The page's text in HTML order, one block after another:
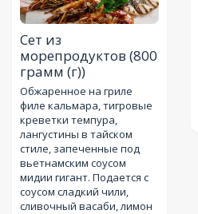
Сет из
морепродуктов (800
грамм (г))
Обжаренное на гриле
филе кальмара, тигровые
креветки темпура,
лангустины в тайском
стиле, запеченные под
вьетнамским соусом
мидии гигант. Подается с
соусом сладкий чили,
сливочный васаби, лимон